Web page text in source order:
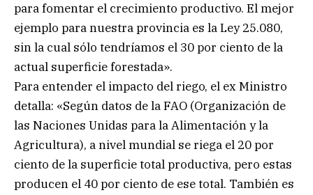
para fomentar el crecimiento productivo. El mejor
ejemplo para nuestra provincia es la Ley 25.080,
sin la cual sólo tendríamos el 30 por ciento de la
actual superficie forestada».
Para entender el impacto del riego, el ex Ministro
detalla: «Según datos de la FAO (Organización de
las Naciones Unidas para la Alimentación y la
Agricultura), a nivel mundial se riega el 20 por
ciento de la superficie total productiva, pero estas
producen el 40 por ciento de ese total. También es